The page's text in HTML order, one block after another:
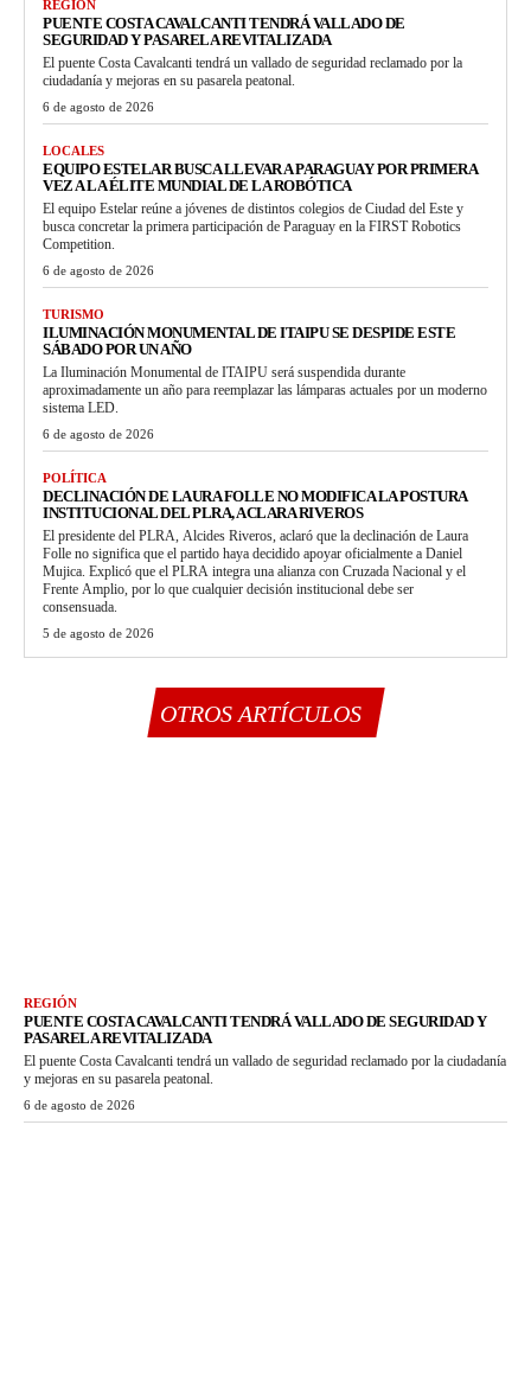
REGIÓN
PUENTE COSTA CAVALCANTI TENDRÁ VALLADO DE
SEGURIDAD Y PASARELA REVITALIZADA
El puente Costa Cavalcanti tendrá un vallado de seguridad reclamado por la
ciudadanía y mejoras en su pasarela peatonal.
6 de agosto de 2026
LOCALES
EQUIPO ESTELAR BUSCA LLEVAR A PARAGUAY POR PRIMERA
VEZ A LA ÉLITE MUNDIAL DE LA ROBÓTICA
El equipo Estelar reúne a jóvenes de distintos colegios de Ciudad del Este y
busca concretar la primera participación de Paraguay en la FIRST Robotics
Competition.
6 de agosto de 2026
TURISMO
ILUMINACIÓN MONUMENTAL DE ITAIPU SE DESPIDE ESTE
SÁBADO POR UN AÑO
La Iluminación Monumental de ITAIPU será suspendida durante
aproximadamente un año para reemplazar las lámparas actuales por un moderno
sistema LED.
6 de agosto de 2026
POLÍTICA
DECLINACIÓN DE LAURA FOLLE NO MODIFICA LA POSTURA
INSTITUCIONAL DEL PLRA, ACLARA RIVEROS
El presidente del PLRA, Alcides Riveros, aclaró que la declinación de Laura
Folle no significa que el partido haya decidido apoyar oficialmente a Daniel
Mujica. Explicó que el PLRA integra una alianza con Cruzada Nacional y el
Frente Amplio, por lo que cualquier decisión institucional debe ser
consensuada.
5 de agosto de 2026
OTROS ARTÍCULOS
REGIÓN
PUENTE COSTA CAVALCANTI TENDRÁ VALLADO DE SEGURIDAD Y
PASARELA REVITALIZADA
El puente Costa Cavalcanti tendrá un vallado de seguridad reclamado por la ciudadanía
y mejoras en su pasarela peatonal.
6 de agosto de 2026